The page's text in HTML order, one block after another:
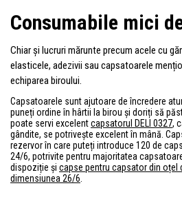
Consumabile mici
Chiar și lucruri mărunte precum acele cu
elasticele, adezivii sau capsatoarele
echiparea biroului.
Capsatoarele sunt ajutoare de încredere
puneți ordine în hârtii la birou și doriți să
poate servi excelentcapsatorul DELI 0327,
gândite, se potrivește excelent în mână.
rezervor în care puteți introduce 120 de
24/6, potrivite pentru majoritatea
dispoziție și capse pentru capsator din oțel
dimensiunea 26/6.